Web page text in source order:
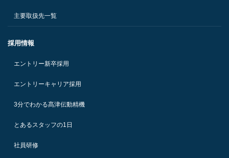
主要取扱先一覧
採用情報
エントリー新卒採用
エントリーキャリア採用
3分でわかる髙津伝動精機
とあるスタッフの1日
社員研修